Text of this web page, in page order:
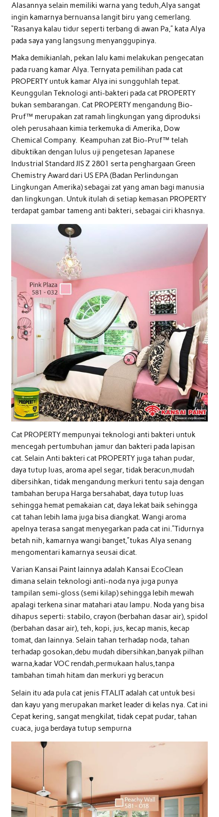
Alasannya selain memiliki warna yang teduh,Alya sangat
ingin kamarnya bernuansa langit biru yang cemerlang.
“Rasanya kalau tidur seperti terbang di awan Pa,” kata Alya
pada saya yang langsung menyanggupinya.
Maka demikianlah, pekan lalu kami melakukan pengecatan
pada ruang kamar Alya. Ternyata pemilihan pada cat
PROPERTY untuk kamar Alya ini sungguhlah tepat.
Keunggulan Teknologi anti-bakteri pada cat PROPERTY
bukan sembarangan. Cat PROPERTY mengandung Bio-
Pruf™ merupakan zat ramah lingkungan yang diproduksi
oleh perusahaan kimia terkemuka di Amerika, Dow
Chemical Company. Keampuhan zat Bio-Pruf™ telah
dibuktikan dengan lulus uji pengetesan Japanese
Industrial Standard JIS Z 2801 serta penghargaan Green
Chemistry Award dari US EPA (Badan Perlindungan
Lingkungan Amerika) sebagai zat yang aman bagi manusia
dan lingkungan. Untuk itulah di setiap kemasan PROPERTY
terdapat gambar tameng anti bakteri, sebagai ciri khasnya.
Cat PROPERTY mempunyai teknologi anti bakteri untuk
mencegah pertumbuhan jamur dan bakteri pada lapisan
cat. Selain Anti bakteri cat PROPERTY juga tahan pudar,
daya tutup luas, aroma apel segar, tidak beracun,mudah
dibersihkan, tidak mengandung merkuri tentu saja dengan
tambahan berupa Harga bersahabat, daya tutup luas
sehingga hemat pemakaian cat, daya lekat baik sehingga
cat tahan lebih lama juga bisa diangkat. Wangi aroma
apelnya terasa sangat menyegarkan pada cat ini.”Tidurnya
betah nih, kamarnya wangi banget,”tukas Alya senang
mengomentari kamarnya seusai dicat.
Varian Kansai Paint lainnya adalah Kansai EcoClean
dimana selain teknologi anti-noda nya juga punya
tampilan semi-gloss (semi kilap) sehingga lebih mewah
apalagi terkena sinar matahari atau lampu. Noda yang bisa
dihapus seperti: stabilo, crayon (berbahan dasar air), spidol
(berbahan dasar air), teh, kopi, jus, kecap manis, kecap
tomat, dan lainnya. Selain tahan terhadap noda, tahan
terhadap gosokan,debu mudah dibersihkan,banyak pilhan
warna,kadar VOC rendah,permukaan halus,tanpa
tambahan timah hitam dan merkuri yg beracun
Selain itu ada pula cat jenis FTALIT adalah cat untuk besi
dan kayu yang merupakan market leader di kelas nya. Cat ini
Cepat kering, sangat mengkilat, tidak cepat pudar, tahan
cuaca, juga berdaya tutup sempurna